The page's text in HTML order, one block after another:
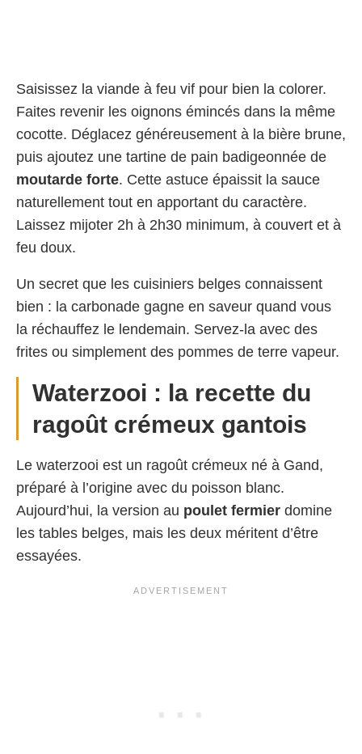
Saisissez la viande à feu vif pour bien la colorer.
Faites revenir les oignons émincés dans la même
cocotte. Déglacez généreusement à la bière brune,
puis ajoutez une tartine de pain badigeonnée de
moutarde forte. Cette astuce épaissit la sauce
naturellement tout en apportant du caractère.
Laissez mijoter 2h à 2h30 minimum, à couvert et à
feu doux.
Un secret que les cuisiniers belges connaissent
bien : la carbonade gagne en saveur quand vous
la réchauffez le lendemain. Servez-la avec des
frites ou simplement des pommes de terre vapeur.
Waterzooi : la recette du
ragoût crémeux gantois
Le waterzooi est un ragoût crémeux né à Gand,
préparé à l’origine avec du poisson blanc.
Aujourd’hui, la version au poulet fermier domine
les tables belges, mais les deux méritent d’être
essayées.